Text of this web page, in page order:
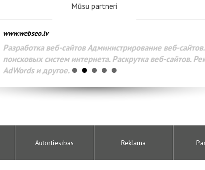
Mūsu partneri
www.webseo.lv
Разработка веб-сайтов Администрирование веб-сайтов.
поисковых систем интернета. Раскрутка веб-сайтов.
AdWords и другое.
Autortiesības Reklāma